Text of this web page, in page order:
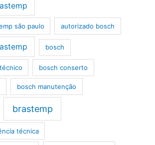
são paulo autorizado bosch
bosch
bosch conserto
bosch manutenção
brastemp
técnica